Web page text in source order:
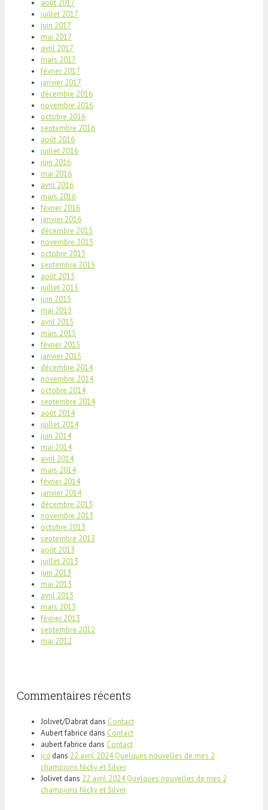
août 2017
juillet 2017
juin 2017
mai 2017
avril 2017
mars 2017
février 2017
janvier 2017
décembre 2016
novembre 2016
octobre 2016
septembre 2016
août 2016
juillet 2016
juin 2016
mai 2016
avril 2016
mars 2016
février 2016
janvier 2016
décembre 2015
novembre 2015
octobre 2015
septembre 2015
août 2015
juillet 2015
juin 2015
mai 2015
avril 2015
mars 2015
février 2015
janvier 2015
décembre 2014
novembre 2014
octobre 2014
septembre 2014
août 2014
juillet 2014
juin 2014
mai 2014
avril 2014
mars 2014
février 2014
janvier 2014
décembre 2013
novembre 2013
octobre 2013
septembre 2013
août 2013
juillet 2013
juin 2013
mai 2013
avril 2013
mars 2013
février 2013
septembre 2012
mai 2012
Commentaires récents
Jolivet/Dabrat dans Contact
Aubert fabrice dans Contact
aubert fabrice dans Contact
jcd dans 22 avril 2024 Quelques nouvelles de mes 2
champions Nicky et Silver
Jolivet dans 22 avril 2024 Quelques nouvelles de mes 2
champions Nicky et Silver